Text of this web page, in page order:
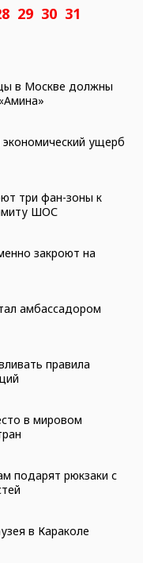
29 30 31
в Москве должны
ущерб
три фан-зоны к
ШОС
закроют на
амбассадором
правила
в мировом
подарят рюкзаки с
в Караколе